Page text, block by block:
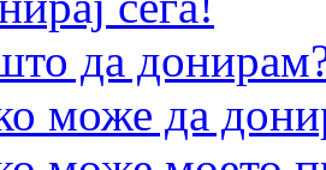
да
може да